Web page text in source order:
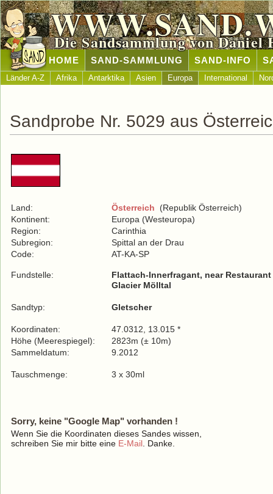
Die Sandsammlung von Daniel
HOME SAND-SAMMLUNG SAND-INFO
Länder A-Z Afrika Antarktika Asien Europa International
Sandprobe Nr. 5029 aus
Land: Österreich (Republik Österreich)
Kontinent:
Europa (Westeuropa)
Region:
Carinthia
Subregion:
Spittal an der Drau
Code:
AT-KA-SP
Fundstelle:
Flattach-Innerfragant, near
Glacier Mölltal
Sandtyp: Gletscher
Koordinaten:
47.0312, 13.015 *
Höhe (Meerespiegel):
2823m (± 10m)
Sammeldatum:
9.2012
Tauschmenge: 3 x 30ml
Sorry, keine "Google Map" vorhanden !
Wenn Sie die Koordinaten dieses Sandes wissen,
schreiben Sie mir bitte eine E-Mail . Danke.